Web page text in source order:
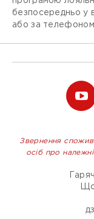
безпосередньо у
або за телефоном
Звернення
осіб про